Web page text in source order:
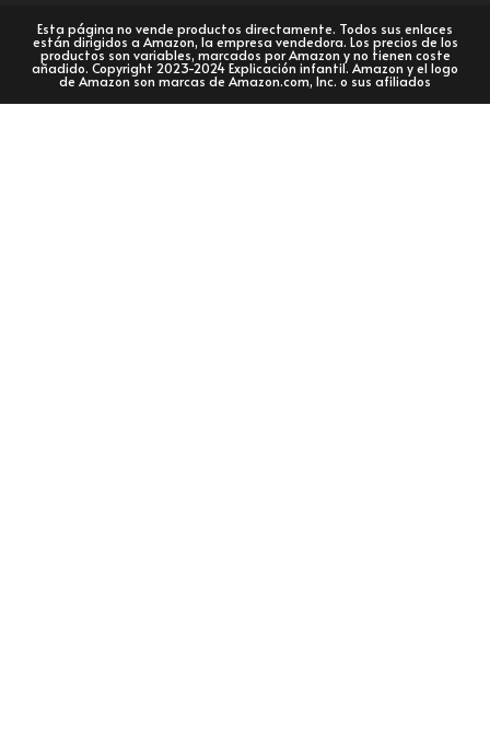
Esta página no vende productos directamente. Todos sus enlaces
están dirigidos a Amazon, la empresa vendedora. Los precios de los
productos son variables, marcados por Amazon y no tienen coste
añadido. Copyright 2023-2024 Explicación infantil. Amazon y el logo
de Amazon son marcas de Amazon.com, Inc. o sus afiliados